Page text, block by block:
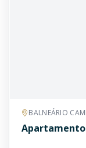
BALNEÁRIO
Apartamento